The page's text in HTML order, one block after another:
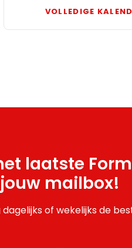
VOLLEDIGE
laatste
mailbox!
of wekelijks de